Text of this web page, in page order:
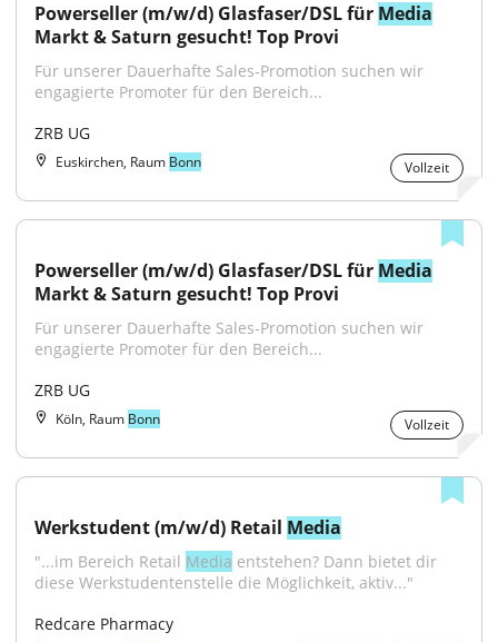
Powerseller (m/w/d) Glasfaser/DSL für Media
Markt & Saturn gesucht! Top Provi
Für unserer Dauerhafte Sales-Promotion suchen wir
engagierte Promoter für den Bereich...
ZRB UG
Euskirchen, Raum Bonn Vollzeit
Powerseller (m/w/d) Glasfaser/DSL für Media
Markt & Saturn gesucht! Top Provi
Für unserer Dauerhafte Sales-Promotion suchen wir
engagierte Promoter für den Bereich...
ZRB UG
Köln, Raum Bonn Vollzeit
Werkstudent (m/w/d) Retail Media
"...im Bereich Retail Media entstehen? Dann bietet dir
diese Werkstudentenstelle die Möglichkeit, aktiv..."
Redcare Pharmacy